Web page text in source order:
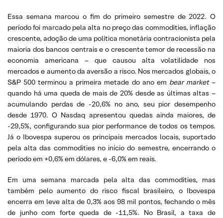
Essa semana marcou o fim do primeiro semestre de 2022. O
período foi marcado pela alta no preço das commodities, inflação
crescente, adoção de uma política monetária contracionista pela
maioria dos bancos centrais e o crescente temor de recessão na
economia americana – que causou alta volatilidade nos
mercados e aumento da aversão a risco. Nos mercados globais, o
S&P 500 terminou a primeira metade do ano em bear market–
quando há uma queda de mais de 20% desde as últimas altas –
acumulando perdas de -20,6% no ano, seu pior desempenho
desde 1970. O Nasdaq apresentou quedas ainda maiores, de
-29,5%, configurando sua pior performance de todos os tempos.
Já o Ibovespa superou os principais mercados locais, suportado
pela alta das commodities no início do semestre, encerrando o
período em +0,6% em dólares, e -6,0% em reais.
Em uma semana marcada pela alta das commodities, mas
também pelo aumento do risco fiscal brasileiro, o Ibovespa
encerra em leve alta de 0,3% aos 98 mil pontos, fechando o mês
de junho com forte queda de -11,5%. No Brasil, a taxa de